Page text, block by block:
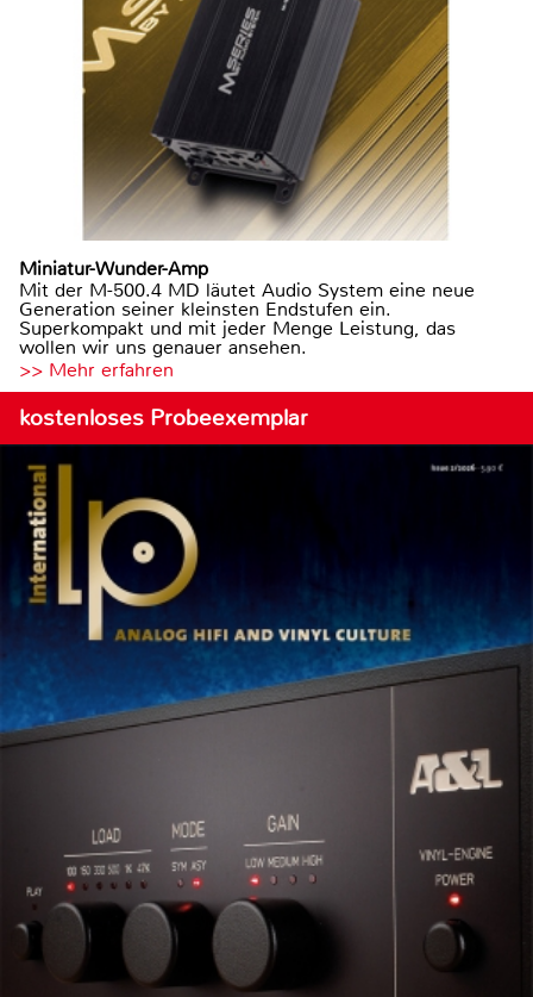
Miniatur-Wunder-Amp
Mit der M-500.4 MD läutet Audio System eine neue
Generation seiner kleinsten Endstufen ein.
Superkompakt und mit jeder Menge Leistung, das
wollen wir uns genauer ansehen.
>> Mehr erfahren
kostenloses Probeexemplar